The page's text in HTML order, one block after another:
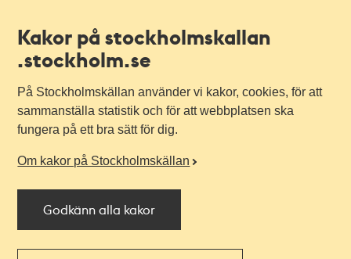
Kakor på stockholmskallan
.stockholm.se
På Stockholmskällan använder vi kakor, cookies, för att
sammanställa statistik och för att webbplatsen ska
fungera på ett bra sätt för dig.
Om kakor på Stockholmskällan
Godkänn alla kakor